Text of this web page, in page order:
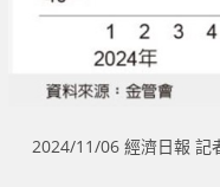
2024/11/06 經濟日報 記